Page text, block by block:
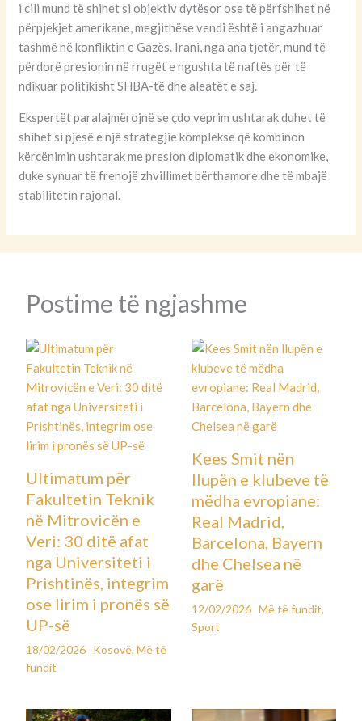
i cili mund të shihet si objektiv dytësor ose të përfshihet në
përpjekjet amerikane, megjithëse vendi është i angazhuar
tashmë në konfliktin e Gazës. Irani, nga ana tjetër, mund të
përdorë presionin në rrugët e ngushta të naftës për të
ndikuar politikisht SHBA-të dhe aleatët e saj.
Ekspertët paralajmërojnë se çdo veprim ushtarak duhet të
shihet si pjesë e një strategjie komplekse që kombinon
kërcënimin ushtarak me presion diplomatik dhe ekonomike,
duke synuar të frenojë zhvillimet bërthamore dhe të mbajë
stabilitetin rajonal.
Postime të ngjashme
Ultimatum për
Fakultetin Teknik
në Mitrovicën e
Veri: 30 ditë afat
nga Universiteti i
Prishtinës, integrim
ose lirim i pronës së
UP-së
18/02/2026 Kosovë,Më të
fundit
Kees Smit nën
llupën e klubeve të
mëdha evropiane:
Real Madrid,
Barcelona, Bayern
dhe Chelsea në
garë
12/02/2026 Më të fundit,
Sport